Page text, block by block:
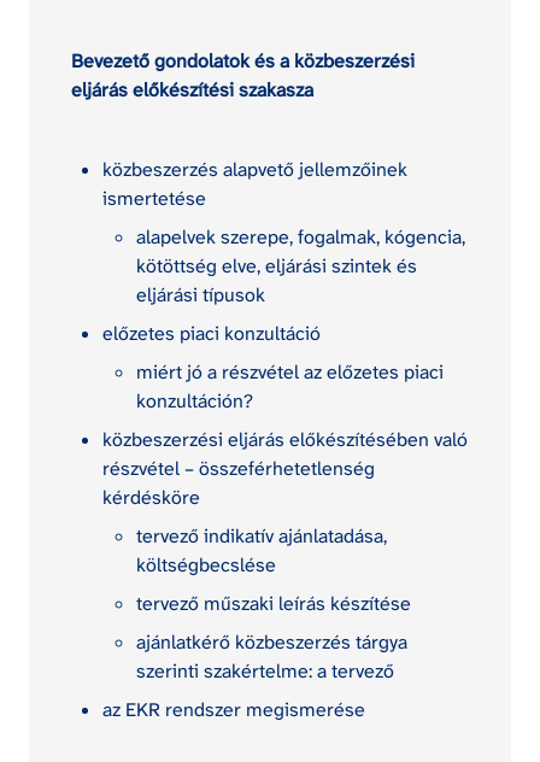
Bevezető gondolatok és a közbeszerzési
eljárás előkészítési szakasza
közbeszerzés alapvető jellemzőinek
ismertetése
alapelvek szerepe, fogalmak, kógencia,
kötöttség elve, eljárási szintek és
eljárási típusok
előzetes piaci konzultáció
miért jó a részvétel az előzetes piaci
konzultáción?
közbeszerzési eljárás előkészítésében való
részvétel – összeférhetetlenség
kérdésköre
tervező indikatív ajánlatadása,
költségbecslése
tervező műszaki leírás készítése
ajánlatkérő közbeszerzés tárgya
szerinti szakértelme: a tervező
az EKR rendszer megismerése